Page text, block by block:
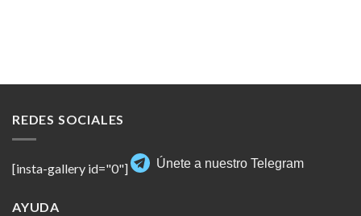
REDES SOCIALES
[insta-gallery id="0"] Únete a nuestro Telegram
AYUDA